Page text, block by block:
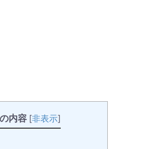
内容 [非表示]